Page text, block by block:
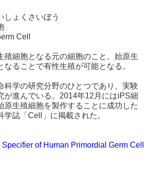
しょくさいぼう
Cell
殖細胞となる元の細胞のこと。始原生
なることで有性生殖が可能となる。
科学の研究分野のひとつであり、実験
が進んでいる。2014年12月にはiPS細
原生殖細胞を製作することに成功した
学誌「Cell」に掲載された。
of Human Primordial Germ Cell